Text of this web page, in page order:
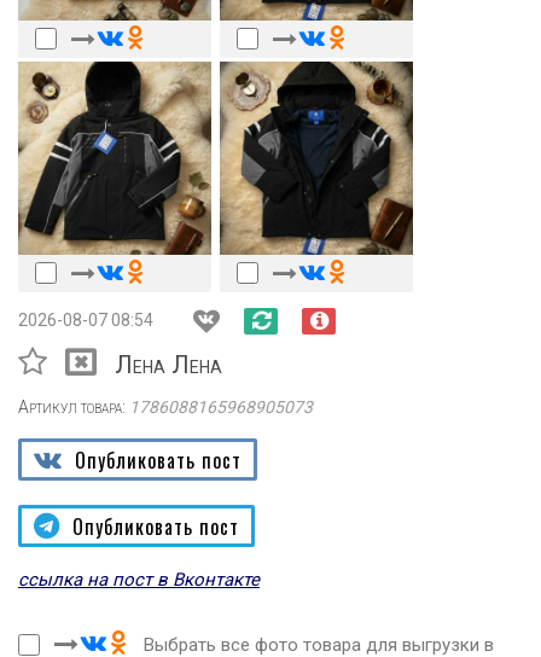
2026-08-07 08:54
Лена Лена
Артикул товара: 1786088165968905073
Опубликовать пост
Опубликовать пост
ссылка на пост в Вконтакте
Выбрать все фото товара для выгрузки в